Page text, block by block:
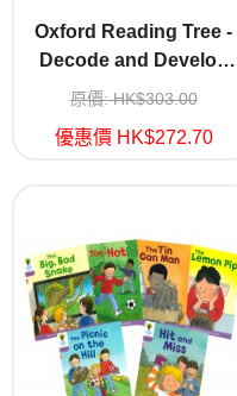
Oxford Reading Tree -
Decode and Develop
Stage 1+
原價: HK$303.00
優惠價 HK$272.70